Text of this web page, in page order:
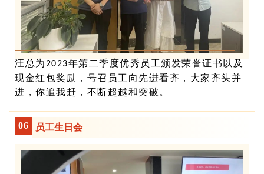
汪总为2023年第二季度优秀员工颁发荣誉证书以及
现金红包奖励，号召员工向先进看齐，大家齐头并
进，你追我赶，不断超越和突破。
06 员工生日会